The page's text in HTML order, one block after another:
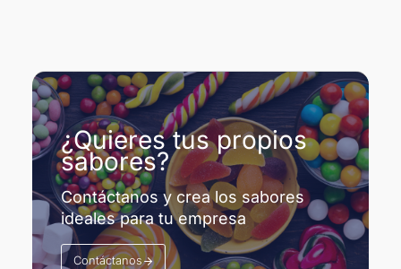
¿Quieres tus propios
sabores?
Contáctanos y crea los sabores
ideales para tu empresa
Contáctanos